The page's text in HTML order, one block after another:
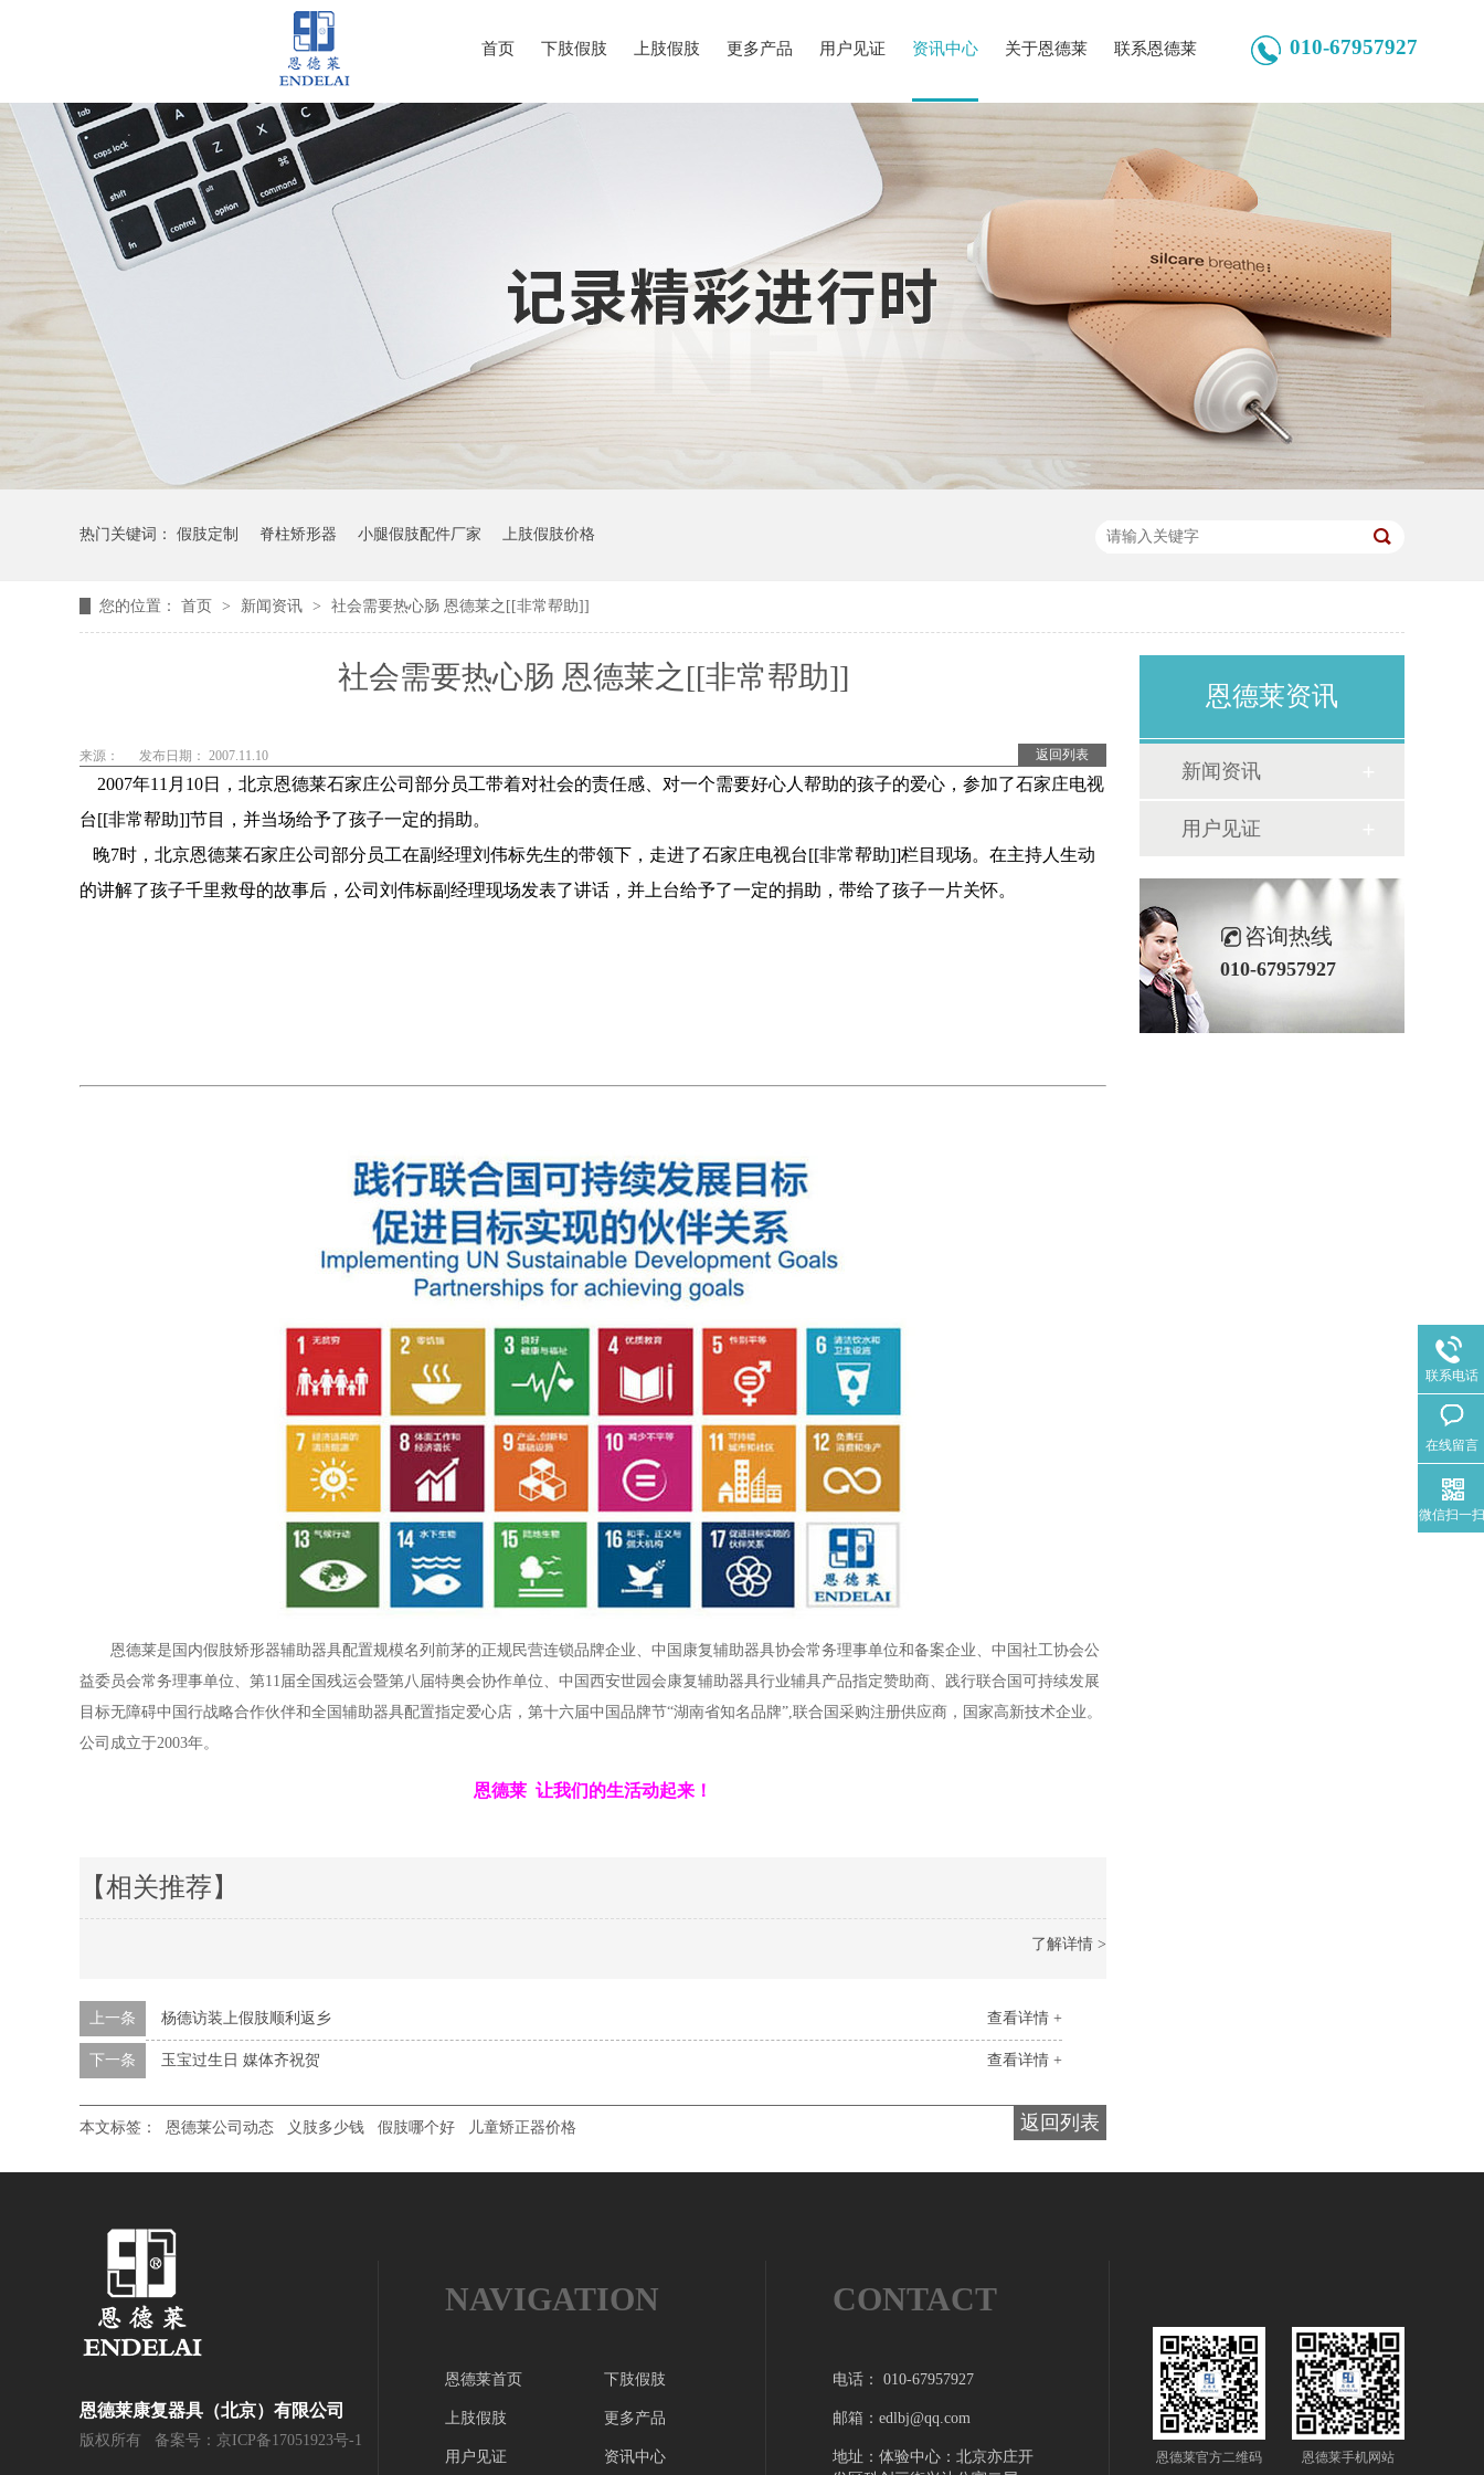
首页 下肢假肢 上肢假肢 更多产品 用户见证 资讯中心 关于恩德莱 联系恩德莱 010-67957927
热门关键词： 假肢定制 脊柱矫形器 小腿假肢配件厂家 上肢假肢价格
您的位置： 首页 > 新闻资讯 > 社会需要热心肠 恩德莱之[[非常帮助]]
社会需要热心肠 恩德莱之[[非常帮助]]
返回列表
来源： 发布日期： 2007.11.10
2007年11月10日，北京恩德莱石家庄公司部分员工带着对社会的责任感、对一个需要好心人帮助的孩子的爱心，参加了石家庄电视
台[[非常帮助]]节目，并当场给予了孩子一定的捐助。
晚7时，北京恩德莱石家庄公司部分员工在副经理刘伟标先生的带领下，走进了石家庄电视台[[非常帮助]]栏目现场。在主持人生动
的讲解了孩子千里救母的故事后，公司刘伟标副经理现场发表了讲话，并上台给予了一定的捐助，带给了孩子一片关怀。
恩德莱是国内假肢矫形器辅助器具配置规模名列前茅的正规民营连锁品牌企业、中国康复辅助器具协会常务理事单位和备案企业、中国社工协会公
益委员会常务理事单位、第11届全国残运会暨第八届特奥会协作单位、中国西安世园会康复辅助器具行业辅具产品指定赞助商、践行联合国可持续发展
目标无障碍中国行战略合作伙伴和全国辅助器具配置指定爱心店，第十六届中国品牌节“湖南省知名品牌”,联合国采购注册供应商，国家高新技术企业。
公司成立于2003年。
恩德莱 让我们的生活动起来！
【相关推荐】
了解详情 >
查看详情 +
上一条 杨德访装上假肢顺利返乡
查看详情 +
下一条 玉宝过生日 媒体齐祝贺
返回列表
本文标签： 恩德莱公司动态 义肢多少钱 假肢哪个好 儿童矫正器价格
恩德莱资讯
新闻资讯
用户见证
咨询热线
010-67957927
恩德莱康复器具（北京）有限公司
版权所有 备案号： 京ICP备17051923号-1
NAVIGATION
恩德莱首页 下肢假肢
上肢假肢 更多产品
用户见证 资讯中心
CONTACT
电话： 010-67957927
邮箱：edlbj@qq.com
地址：体验中心：北京亦庄开
恩德莱官方二维码 恩德莱手机网站
联系电话
在线留言
微信扫一扫